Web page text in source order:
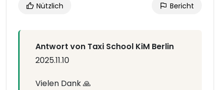
Nützlich Bericht
Antwort von Taxi School KiM Berlin
2025.11.10
Vielen Dank 🙏